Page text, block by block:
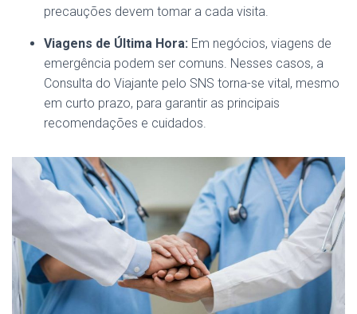
precauções devem tomar a cada visita.
Viagens de Última Hora: Em negócios, viagens de
emergência podem ser comuns. Nesses casos, a
Consulta do Viajante pelo SNS torna-se vital, mesmo
em curto prazo, para garantir as principais
recomendações e cuidados.